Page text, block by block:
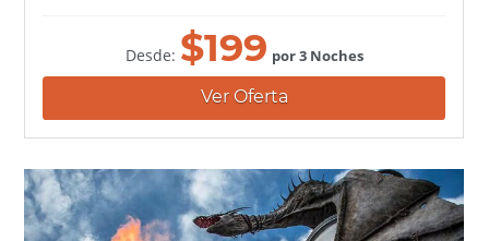
Desde: $199 por 3 Noches
Ver Oferta